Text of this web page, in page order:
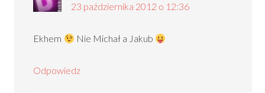
23 października 2012 o 12:36
Ekhem Nie Michał a Jakub
Odpowiedz